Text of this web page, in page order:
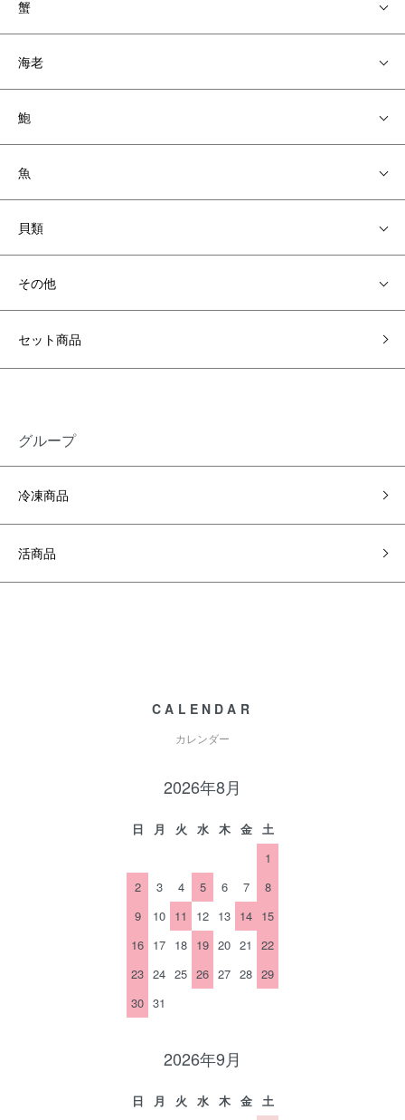
蟹
海老
鮑
魚
貝類
その他
セット商品
グループ
冷凍商品
活商品
CALENDAR
カレンダー
2026年8月
日 月 火 水 木 金
土
1
2
3 4 5 6 7
8
9
10 11 12 13 14 15
16 17 18 19 20 21
22
23 24 25 26 27 28 29
30 31
2026年9月
日 月 火 水 木 金
土